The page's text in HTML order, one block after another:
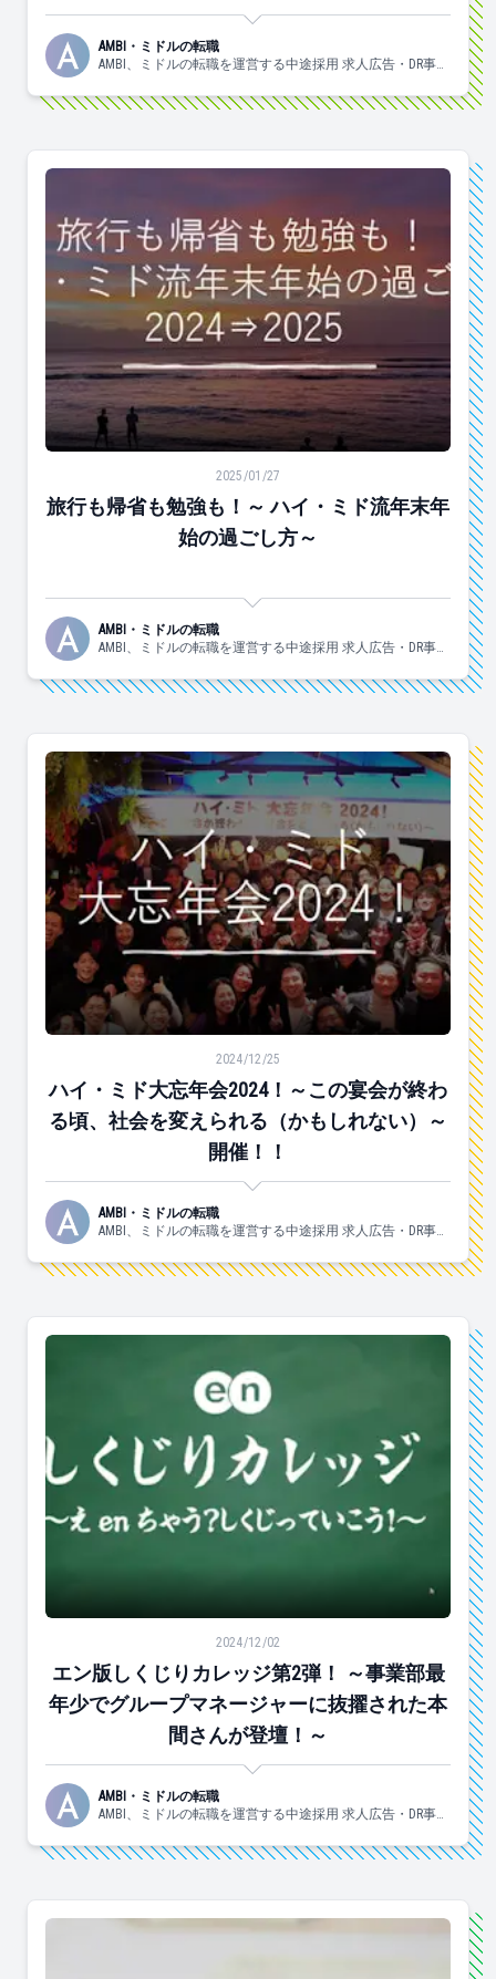
AMBI・ミドルの転職
AMBI、ミドルの転職を運営する中途採用 求人広告・DR事業
旅行も帰省も勉強も！～ ハイ・ミド流年末年始の過ご
2025/01/27
旅行も帰省も勉強も！～ ハイ・ミド流年末年
始の過ごし方～
AMBI・ミドルの転職
AMBI、ミドルの転職を運営する中途採用 求人広告・DR事業
ハイ・ミド大忘年会2024！～この宴会が終わる頃、社
2024/12/25
ハイ・ミド大忘年会2024！～この宴会が終わ
る頃、社会を変えられる（かもしれない）～
開催！！
AMBI・ミドルの転職
AMBI、ミドルの転職を運営する中途採用 求人広告・DR事業
エン版しくじりカレッジ第2弾！ ～事業部最年少でグ
2024/12/02
エン版しくじりカレッジ第2弾！ ～事業部最
年少でグループマネージャーに抜擢された本
間さんが登壇！～
AMBI・ミドルの転職
AMBI、ミドルの転職を運営する中途採用 求人広告・DR事業